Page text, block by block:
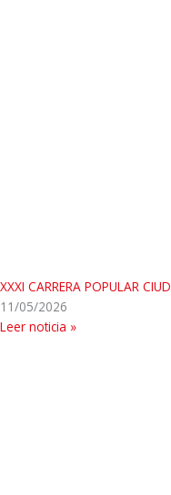
XXXI CARRERA POPULAR
11/05/2026
Leer noticia »